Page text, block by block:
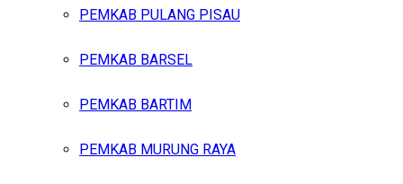
PEMKAB PULANG PISAU
PEMKAB BARSEL
PEMKAB BARTIM
PEMKAB MURUNG RAYA